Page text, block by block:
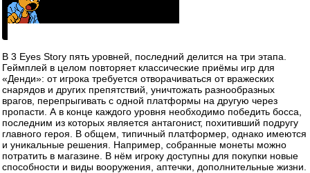
В 3 Eyes Story пять уровней, последний делится на три этапа.
Геймплей в целом повторяет классические приёмы игр для
«Денди»: от игрока требуется отворачиваться от вражеских
снарядов и других препятствий, уничтожать разнообразных
врагов, перепрыгивать с одной платформы на другую через
пропасти. А в конце каждого уровня необходимо победить босса,
последним из которых является антагонист, похитивший подругу
главного героя. В общем, типичный платформер, однако имеются
и уникальные решения. Например, собранные монеты можно
потратить в магазине. В нём игроку доступны для покупки новые
способности и виды вооружения, аптечки, дополнительные жизни.